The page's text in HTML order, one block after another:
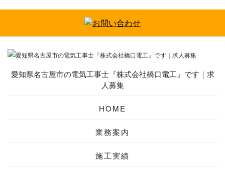
愛知県名古屋市の電気工事士『株式会社橋口電工』です｜求
人募集
HOME
業務案内
施工実績